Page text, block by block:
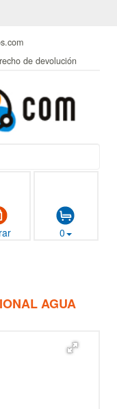
de devolución
0
AGUA